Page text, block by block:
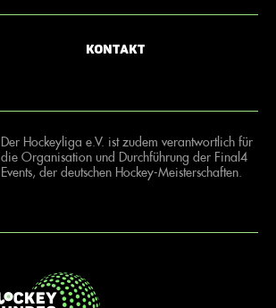
Kontakt
Der Hockeyliga e.V. ist zudem verantwortlich für
die Organisation und Durchführung der Final4
Events, der deutschen Hockey-Meisterschaften.